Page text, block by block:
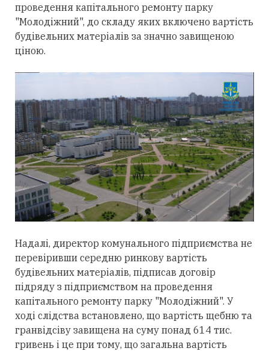
проведення капітального ремонту парку
"Молодіжний", до складу яких включено вартість
будівельних матеріалів за значно завищеною
ціною.
Надалі, директор комунального підприємства не
перевіривши середню ринкову вартість
будівельних матеріалів, підписав договір
підряду з підприємством на проведення
капітального ремонту парку "Молодіжний". У
ході слідства встановлено, що вартість щебню та
гранвідсіву завищена на суму понад 614 тис.
гривень і це при тому, що загальна вартість